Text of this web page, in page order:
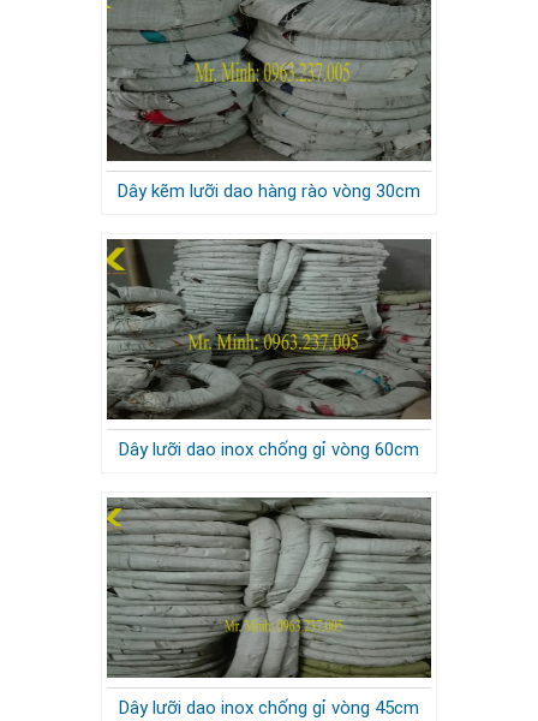
Dây kẽm lưỡi dao hàng rào vòng 30cm
Dây lưỡi dao inox chống gỉ vòng 60cm
Dây lưỡi dao inox chống gỉ vòng 45cm